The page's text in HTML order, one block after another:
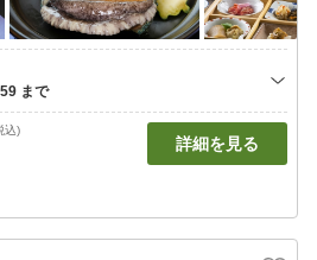
込)
詳細を見る